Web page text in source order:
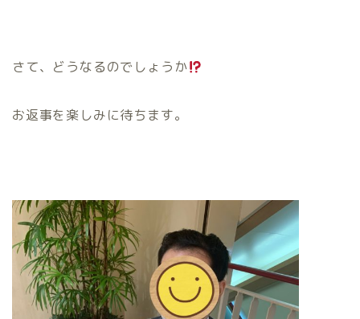
さて、どうなるのでしょうか
お返事を楽しみに待ちます。